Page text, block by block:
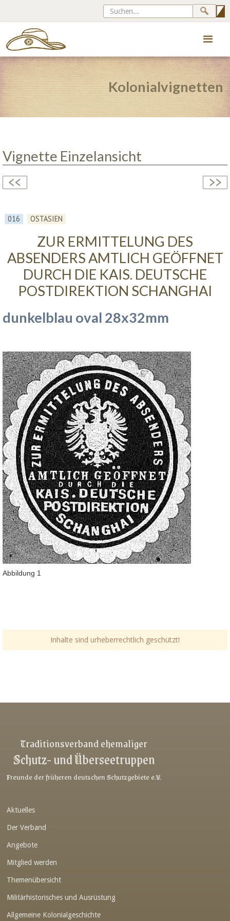
Kolonialvignetten
Vignette Einzelansicht
016 OSTASIEN
ZUR ERMITTELUNG DES
ABSENDERS AMTLICH GEÖFFNET
DURCH DIE KAIS. DEUTSCHE
POSTDIREKTION SCHANGHAI
dunkelblau oval 28x32mm
Abbildung 1
Inhalte sind urheberrechtlich geschützt!
Link-v-z
Link-v-z
Link-v-z
Link-v-z
Link-v-z
Link-v-z
Traditionsverband ehemaliger
Schutz- und Überseetruppen
Freunde der früheren deutschen Schutzgebiete e.V.
Aktuelles
Der Verband
Angebote
Mitglied werden
Themenübersicht
Militärhistorisches und Ausrüstung
Allgemeine Kolonialgeschichte